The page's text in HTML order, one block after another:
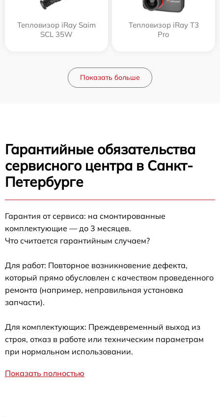
Тепловизор iRay Saim
SCL 35W
Тепловизор iRay T3
Pro
Показать больше
Гарантийные обязательства
сервисного центра в Санкт-
Петербурге
Гарантия от сервиса: на смонтированные
комплектующие — до 3 месяцев.
Что считается гарантийным случаем?
Для работ: Повторное возникновение дефекта,
который прямо обусловлен с качеством проведенного
ремонта (например, неправильная установка
запчасти).
Для комплектующих: Преждевременный выход из
строя, отказ в работе или техническим параметрам
при нормальном использовании.
Показать полностью